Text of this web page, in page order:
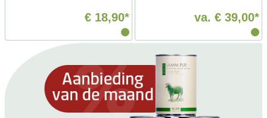
€ 18,90* va. € 39,00*